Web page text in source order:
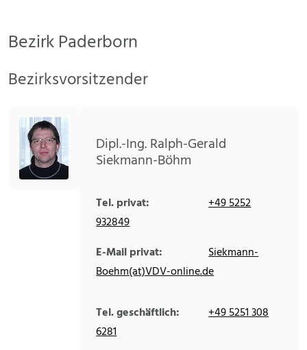
Bezirk Paderborn
Bezirksvorsitzender
Dipl.-Ing. Ralph-Gerald
Siekmann-Böhm
Tel. privat:
+49 5252
932849
E-Mail privat:
Siekmann-
Boehm(at)VDV-online.de
Tel. geschäftlich:
+49 5251 308
6281